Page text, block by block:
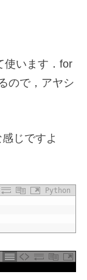
使います．for
ので，アヤシ
じですよ
Python